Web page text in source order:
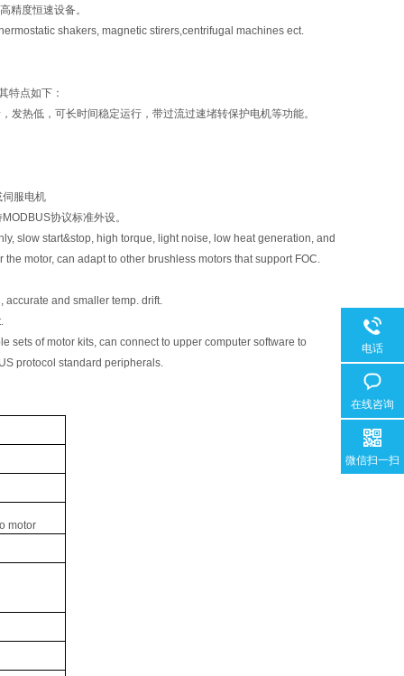
精度恒速设备。
shakers, magnetic stirers,centrifugal machines ect.
特点如下：
热低，可长时间稳定运行，带过流过速堵转保护电机等功能。
服电机
协议标准外设。
slow start&stop, high torque, light noise, low heat generation, and
motor, can adapt to other brushless motors that support FOC.
and smaller temp. drift.
of motor kits, can connect to upper computer software to
protocol standard peripherals.
motor
电话
在线咨询
微信扫一扫